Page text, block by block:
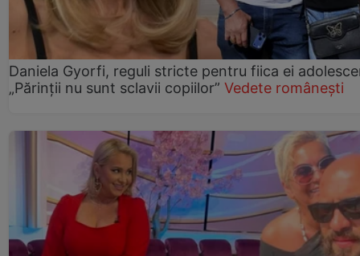
Daniela Gyorfi, reguli stricte pentru fiica ei
„Părinții nu sunt sclavii copiilor” Vedete românești